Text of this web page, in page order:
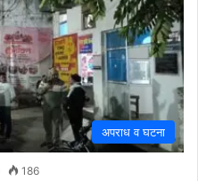
अपराध व घटना
186